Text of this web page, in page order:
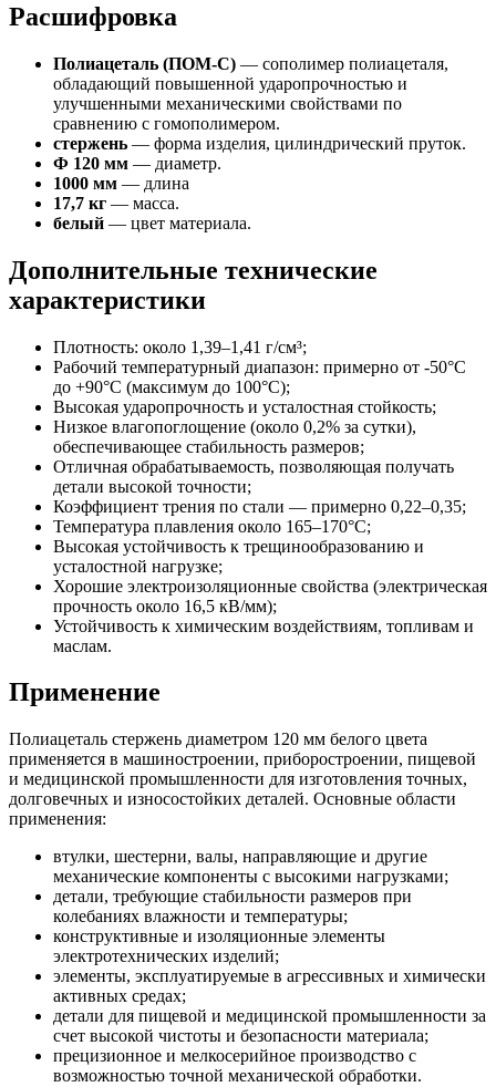
Расшифровка
Полиацеталь (ПОМ-С) — сополимер полиацеталя,
обладающий повышенной ударопрочностью и
улучшенными механическими свойствами по
сравнению с гомополимером.
стержень — форма изделия, цилиндрический пруток.
Ф 120 мм — диаметр.
1000 мм — длина
17,7 кг — масса.
белый — цвет материала.
Дополнительные технические
характеристики
Плотность: около 1,39–1,41 г/см³;
Рабочий температурный диапазон: примерно от -50°C
до +90°C (максимум до 100°C);
Высокая ударопрочность и усталостная стойкость;
Низкое влагопоглощение (около 0,2% за сутки),
обеспечивающее стабильность размеров;
Отличная обрабатываемость, позволяющая получать
детали высокой точности;
Коэффициент трения по стали — примерно 0,22–0,35;
Температура плавления около 165–170°C;
Высокая устойчивость к трещинообразованию и
усталостной нагрузке;
Хорошие электроизоляционные свойства (электрическая
прочность около 16,5 кВ/мм);
Устойчивость к химическим воздействиям, топливам и
маслам.
Применение
Полиацеталь стержень диаметром 120 мм белого цвета
применяется в машиностроении, приборостроении, пищевой
и медицинской промышленности для изготовления точных,
долговечных и износостойких деталей. Основные области
применения:
втулки, шестерни, валы, направляющие и другие
механические компоненты с высокими нагрузками;
детали, требующие стабильности размеров при
колебаниях влажности и температуры;
конструктивные и изоляционные элементы
электротехнических изделий;
элементы, эксплуатируемые в агрессивных и химически
активных средах;
детали для пищевой и медицинской промышленности за
счет высокой чистоты и безопасности материала;
прецизионное и мелкосерийное производство с
возможностью точной механической обработки.